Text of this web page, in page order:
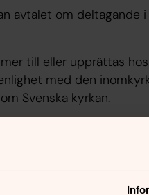
avtalet om deltagande
till eller upprättas
med den
Svenska kyrkan.
anhörig till dig som